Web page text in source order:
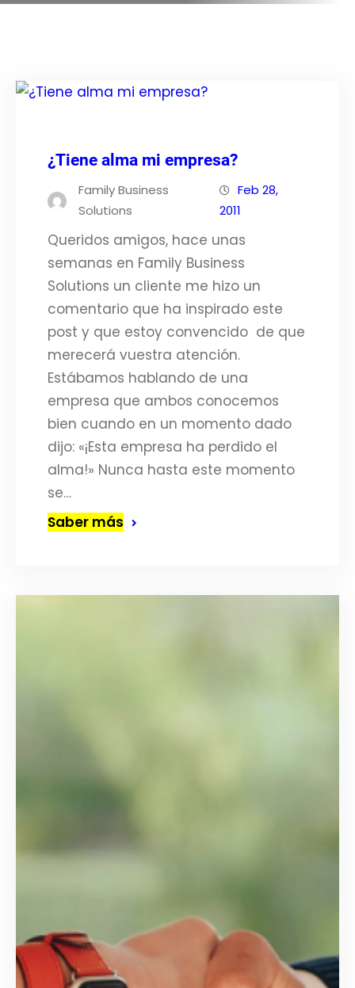
¿Tiene alma mi empresa?
Family Business
Solutions
Feb 28,
2011
Queridos amigos, hace unas
semanas en Family Business
Solutions un cliente me hizo un
comentario que ha inspirado este
post y que estoy convencido de que
merecerá vuestra atención.
Estábamos hablando de una
empresa que ambos conocemos
bien cuando en un momento dado
dijo: «¡Esta empresa ha perdido el
alma!» Nunca hasta este momento
se…
Saber más